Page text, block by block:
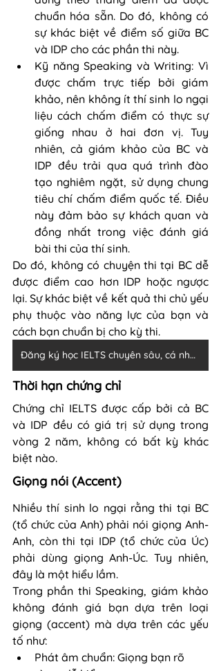
chuẩn hóa sẵn. Do đó, không có
sự khác biệt về điểm số giữa BC
và IDP cho các phần thi này.
Kỹ năng Speaking và Writing: Vì
được chấm trực tiếp bởi giám
khảo, nên không ít thí sinh lo ngại
liệu cách chấm điểm có thực sự
giống nhau ở hai đơn vị. Tuy
nhiên, cả giám khảo của BC và
IDP đều trải qua quá trình đào
tạo nghiêm ngặt, sử dụng chung
tiêu chí chấm điểm quốc tế. Điều
này đảm bảo sự khách quan và
đồng nhất trong việc đánh giá
bài thi của thí sinh.
Do đó, không có chuyện thi tại BC dễ
được điểm cao hơn IDP hoặc ngược
lại. Sự khác biệt về kết quả thi chủ yếu
phụ thuộc vào năng lực của bạn và
cách bạn chuẩn bị cho kỳ thi.
Đăng ký học IELTS chuyên sâu, cá nhân hóa cho từng học viên
Thời hạn chứng chỉ
Chứng chỉ IELTS được cấp bởi cả BC
và IDP đều có giá trị sử dụng trong
vòng 2 năm, không có bất kỳ khác
biệt nào.
Giọng nói (Accent)
Nhiều thí sinh lo ngại rằng thi tại BC
(tổ chức của Anh) phải nói giọng Anh-
Anh, còn thi tại IDP (tổ chức của Úc)
phải dùng giọng Anh-Úc. Tuy nhiên,
đây là một hiểu lầm.
Trong phần thi Speaking, giám khảo
không đánh giá bạn dựa trên loại
giọng (accent) mà dựa trên các yếu
tố như:
Phát âm chuẩn: Giọng bạn rõ